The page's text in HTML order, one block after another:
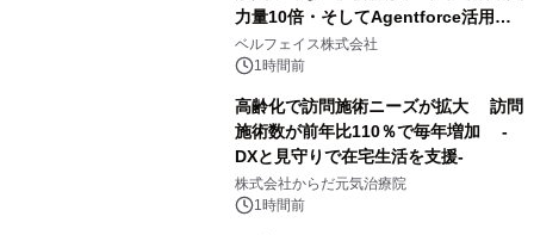
力量10倍・そしてAgentforce活用へ
── 敷島住宅×bellSalesAI事例公開
ベルフェイス株式会社
1時間前
高齢化で訪問施術ニーズが拡大 訪問
施術数が前年比110％で毎年増加 -
DXと見守りで在宅生活を支援-
株式会社からだ元気治療院
1時間前